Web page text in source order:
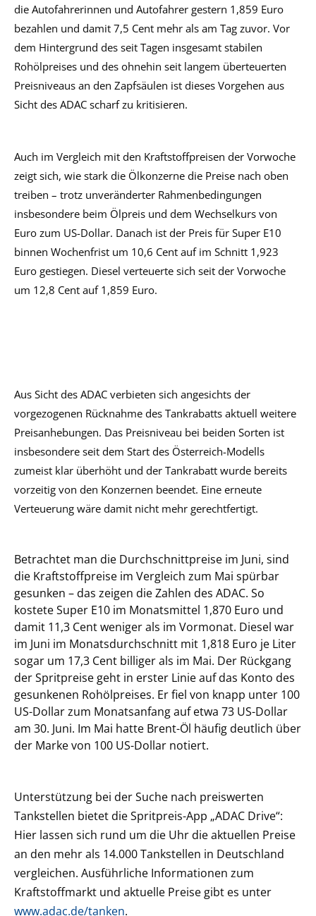
die Autofahrerinnen und Autofahrer gestern 1,859 Euro
bezahlen und damit 7,5 Cent mehr als am Tag zuvor. Vor
dem Hintergrund des seit Tagen insgesamt stabilen
Rohölpreises und des ohnehin seit langem überteuerten
Preisniveaus an den Zapfsäulen ist dieses Vorgehen aus
Sicht des ADAC scharf zu kritisieren.
Auch im Vergleich mit den Kraftstoffpreisen der Vorwoche
zeigt sich, wie stark die Ölkonzerne die Preise nach oben
treiben – trotz unveränderter Rahmenbedingungen
insbesondere beim Ölpreis und dem Wechselkurs von
Euro zum US-Dollar. Danach ist der Preis für Super E10
binnen Wochenfrist um 10,6 Cent auf im Schnitt 1,923
Euro gestiegen. Diesel verteuerte sich seit der Vorwoche
um 12,8 Cent auf 1,859 Euro.
Aus Sicht des ADAC verbieten sich angesichts der
vorgezogenen Rücknahme des Tankrabatts aktuell weitere
Preisanhebungen. Das Preisniveau bei beiden Sorten ist
insbesondere seit dem Start des Österreich-Modells
zumeist klar überhöht und der Tankrabatt wurde bereits
vorzeitig von den Konzernen beendet. Eine erneute
Verteuerung wäre damit nicht mehr gerechtfertigt.
Betrachtet man die Durchschnittpreise im Juni, sind
die Kraftstoffpreise im Vergleich zum Mai spürbar
gesunken – das zeigen die Zahlen des ADAC. So
kostete Super E10 im Monatsmittel 1,870 Euro und
damit 11,3 Cent weniger als im Vormonat. Diesel war
im Juni im Monatsdurchschnitt mit 1,818 Euro je Liter
sogar um 17,3 Cent billiger als im Mai. Der Rückgang
der Spritpreise geht in erster Linie auf das Konto des
gesunkenen Rohölpreises. Er fiel von knapp unter 100
US-Dollar zum Monatsanfang auf etwa 73 US-Dollar
am 30. Juni. Im Mai hatte Brent-Öl häufig deutlich über
der Marke von 100 US-Dollar notiert.
Unterstützung bei der Suche nach preiswerten
Tankstellen bietet die Spritpreis-App „ADAC Drive“:
Hier lassen sich rund um die Uhr die aktuellen Preise
an den mehr als 14.000 Tankstellen in Deutschland
vergleichen. Ausführliche Informationen zum
Kraftstoffmarkt und aktuelle Preise gibt es unter
www.adac.de/tanken.